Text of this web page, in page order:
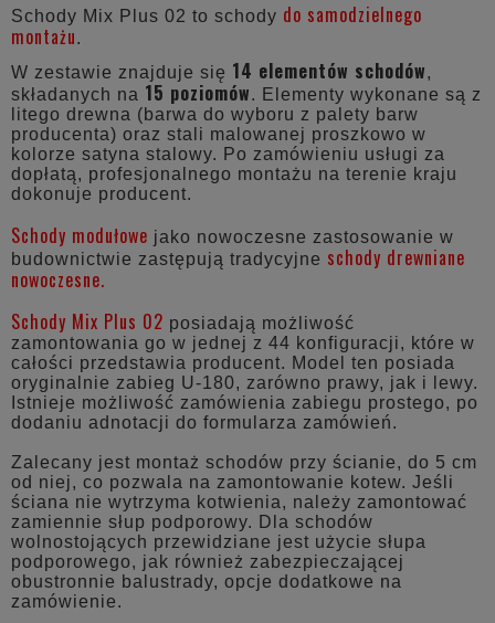
Schody Mix Plus 02 to schody do samodzielnego
montażu.
W zestawie znajduje się 14 elementów schodów,
składanych na 15 poziomów. Elementy wykonane są z
litego drewna (barwa do wyboru z palety barw
producenta) oraz stali malowanej proszkowo w
kolorze satyna stalowy. Po zamówieniu usługi za
dopłatą, profesjonalnego montażu na terenie kraju
dokonuje producent.
Schody modułowe jako nowoczesne zastosowanie w
budownictwie zastępują tradycyjne schody drewniane
nowoczesne.
Schody Mix Plus 02 posiadają możliwość
zamontowania go w jednej z 44 konfiguracji, które w
całości przedstawia producent. Model ten posiada
oryginalnie zabieg U-180, zarówno prawy, jak i lewy.
Istnieje możliwość zamówienia zabiegu prostego, po
dodaniu adnotacji do formularza zamówień.
Zalecany jest montaż schodów przy ścianie, do 5 cm
od niej, co pozwala na zamontowanie kotew. Jeśli
ściana nie wytrzyma kotwienia, należy zamontować
zamiennie słup podporowy. Dla schodów
wolnostojących przewidziane jest użycie słupa
podporowego, jak również zabezpieczającej
obustronnie balustrady, opcje dodatkowe na
zamówienie.